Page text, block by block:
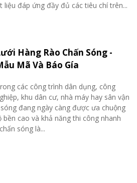
đáp ứng đầy đủ các tiêu chí trên...
Hàng Rào Chấn Sóng -
Mã Và Báo Gía
các công trình dân dụng, công
khu dân cư, nhà máy hay sân vận
đang ngày càng được ưa chuộng
cao và khả năng thi công nhanh
sóng là...